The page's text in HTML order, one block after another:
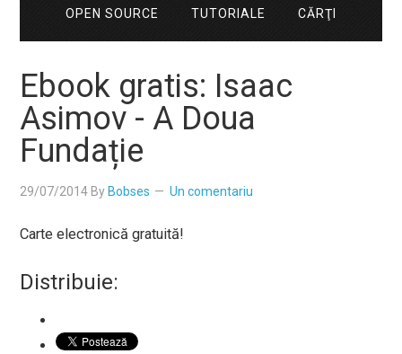
OPEN SOURCE TUTORIALE CĂRŢI
Ebook gratis: Isaac
Asimov - A Doua
Fundație
29/07/2014 By Bobses Un comentariu
Carte electronică gratuită!
Distribuie: